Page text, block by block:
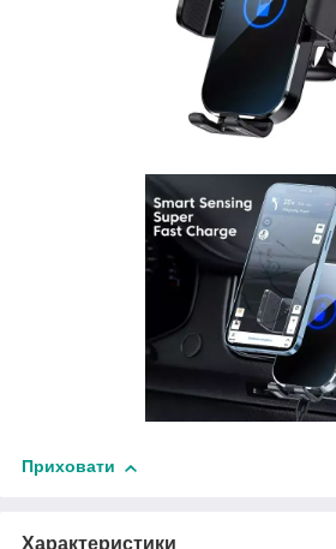
Приховати
Характеристики